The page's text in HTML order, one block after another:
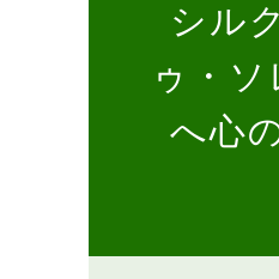
シル
ゥ・
へ心